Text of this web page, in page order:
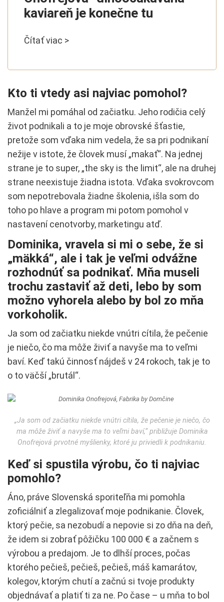
kaviareň je konečne tu
Čítať viac >
Kto ti vtedy asi najviac pomohol?
Manžel mi pomáhal od začiatku. Jeho rodičia celý
život podnikali a to je moje obrovské šťastie,
pretože som vďaka nim vedela, že sa pri podnikaní
nežije v istote, že človek musí „makať“. Na jednej
strane je to super, „the sky is the limit“, ale na druhej
strane neexistuje žiadna istota. Vďaka svokrovcom
som nepotrebovala žiadne školenia, išla som do
toho po hlave a program mi potom pomohol v
nastavení cenotvorby, marketingu atď.
Dominika, vravela si mi o sebe, že si
„mäkká“, ale i tak je veľmi odvážne
rozhodnúť sa podnikať. Mňa museli
trochu zastaviť až deti, lebo by som
možno vyhorela alebo by bol zo mňa
vorkoholik.
Ja som od začiatku niekde vnútri cítila, že pečenie
je niečo, čo ma môže živiť a navyše ma to veľmi
baví. Keď takú činnosť nájdeš v 24 rokoch, tak je to
o to väčší „brutál“.
„Ja som od začiatku niekde vnútri cítila, že pečenie je niečo, čo
ma môže živiť a navyše ma to veľmi baví,“ približuje Dominika
Onofrejová prvotné myšlienky, ktoré ju priviedli k podnikaniu.
Keď si spustila výrobu, čo ti najviac
pomohlo?
Áno, práve Slovenská sporiteľňa mi pomohla
zoficiálniť a zlegalizovať moje podnikanie. Človek,
ktorý pečie, sa nezobudí a nepovie si zo dňa na deň,
že idem si zobrať pôžičku 100 000 € a začnem s
výrobou a predajom. Je to dlhší proces, počas
ktorého pečieš, pečieš, pečieš, máš kamarátov,
kolegov, ktorým chutí a začnú si tvoje produkty
objednávať a platiť ti za ne. Po čase – u mňa to bol